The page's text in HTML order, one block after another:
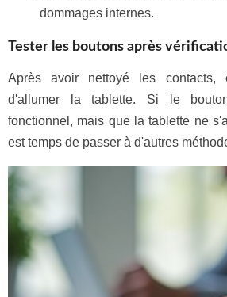
dommages internes.
Tester les boutons après
Après avoir nettoyé les contacts,
d'allumer la tablette. Si le
fonctionnel, mais que la tablette ne
est temps de passer à d'autres